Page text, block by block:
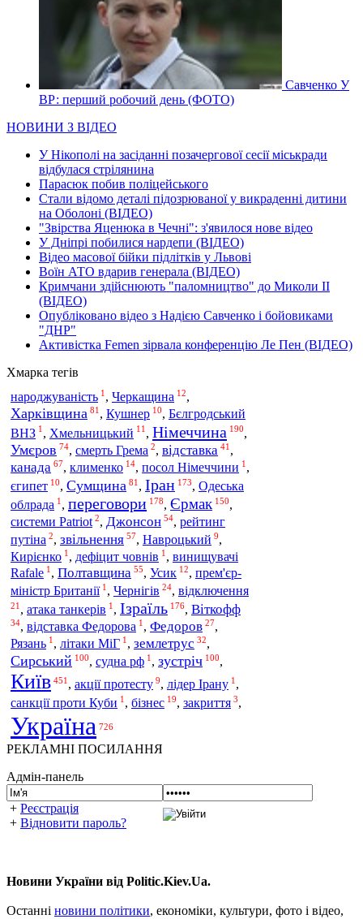
Савченко У
ВР: перший робочий день (ФОТО)
НОВИНИ З ВІДЕО
У Нікополі на засіданні позачергової сесії міськради
відбулася стрілянина
Парасюк побив поліцейського
Стали відомо деталі підозрюваної у викраденні дитини
на Оболоні (ВІДЕО)
"Звірства Яценюка в Чечні": з'явилося нове відео
У Дніпрі побилися нардепи (ВІДЕО)
Відео масової бійки підлітків у Львові
Воїн АТО вдарив генерала (ВІДЕО)
Кримчани здійснюють "паломництво" до Миколи ІІ
(ВІДЕО)
Опубліковано відео з Надією Савченко і бойовиками
"ДНР"
Активістка Femen зірвала конференцію Ле Пен (ВІДЕО)
Хмарка тегів
народжуваність 1 , Черкащина 12,
Харківщина 81 , Кушнер 10, Бєлгродський
ВНЗ 1 , Хмельницький 11 , Німеччина 190,
Умєров 74, смерть Грема 2, відставка 41 ,
канада 67, клименко 14, посол Німеччини 1 ,
єгипет 10, Сумщина 81 , Іран 173, Одеська
облрада 1 , переговори 178, Єрмак 150,
системи Patriot 2, Джонсон 54, рейтинг
путіна 2, звільнення 57, Навроцький 9,
Кирієнко 1 , дефіцит човнів 1 , винищувачі
Rafale 1 , Полтавщина 55, Усик 12, прем'єр-
міністр Британії 1 , Чернігів 24, відключення
21 , атака танкерів 1 , Ізраїль 176, Віткофф
34, відставка Федорова 1 , Федоров 27,
Рязань 1 , літаки МіГ 1 , землетрус 32,
Сирський 100, судна рф 1 , зустріч 100,
Київ 451 , акції протесту 9, лідер Ірану 1 ,
санкції проти Куби 1 , бізнес 19, закриття 3,
Україна 726
РЕКЛАМНІ ПОСИЛАННЯ
Адмін-панель
+ Реєстрація
+ Відновити пароль?
Новини України від Politic.Kiev.Ua.
Останні новини політики, економіки, культури, фото і відео,